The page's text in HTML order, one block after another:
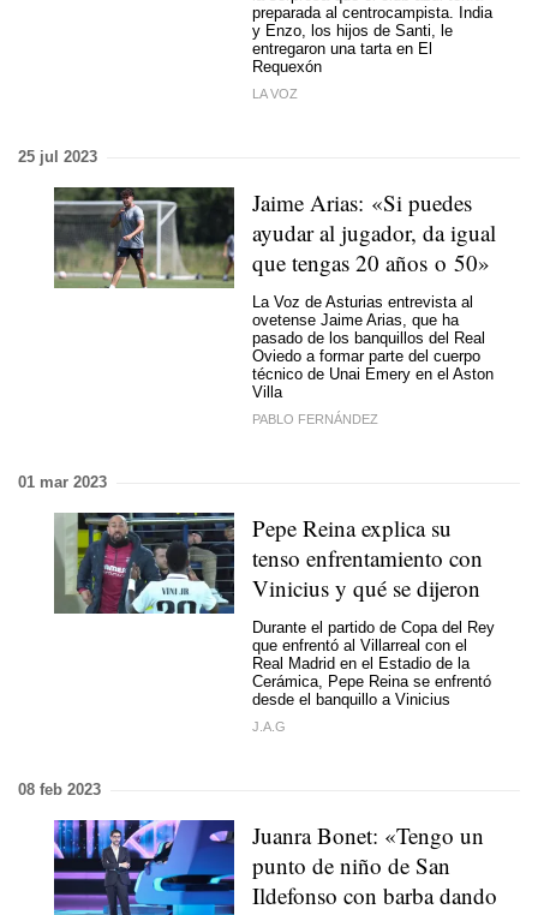
preparada al centrocampista. India
y Enzo, los hijos de Santi, le
entregaron una tarta en El
Requexón
LA VOZ
25 jul 2023
Jaime Arias: «Si puedes
ayudar al jugador, da igual
que tengas 20 años o 50»
La Voz de Asturias entrevista al
ovetense Jaime Arias, que ha
pasado de los banquillos del Real
Oviedo a formar parte del cuerpo
técnico de Unai Emery en el Aston
Villa
PABLO FERNÁNDEZ
01 mar 2023
Pepe Reina explica su
tenso enfrentamiento con
Vinicius y qué se dijeron
Durante el partido de Copa del Rey
que enfrentó al Villarreal con el
Real Madrid en el Estadio de la
Cerámica, Pepe Reina se enfrentó
desde el banquillo a Vinicius
J.A.G
08 feb 2023
Juanra Bonet: «Tengo un
punto de niño de San
Ildefonso con barba dando